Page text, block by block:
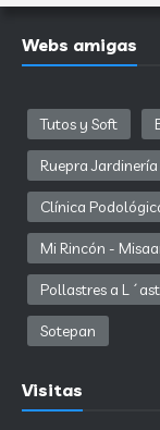
Webs amigas
Tutos y Soft
Ruepra Jardinería
Clínica
Mi Rincón -
Pollastres a
Sotepan
Visitas